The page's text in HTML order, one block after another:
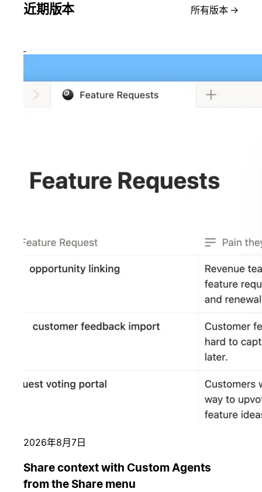
近期版本 所有版本 →
2026年8月7日
Share context with Custom Agents
from the Share menu